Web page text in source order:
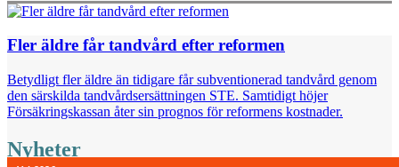
Fler äldre får tandvård efter reformen
Betydligt fler äldre än tidigare får subventionerad tandvård genom
den särskilda tandvårdsersättningen STE. Samtidigt höjer
Försäkringskassan åter sin prognos för reformens kostnader.
Nyheter